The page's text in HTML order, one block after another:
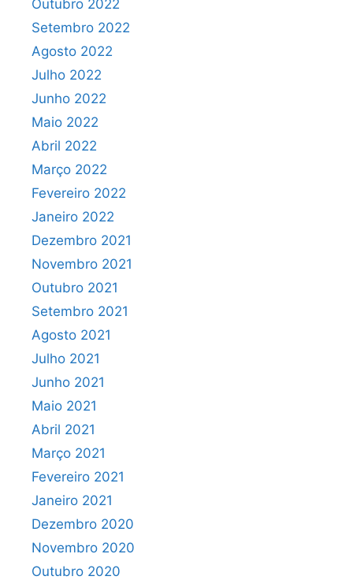
Outubro 2022
Setembro 2022
Agosto 2022
Julho 2022
Junho 2022
Maio 2022
Abril 2022
Março 2022
Fevereiro 2022
Janeiro 2022
Dezembro 2021
Novembro 2021
Outubro 2021
Setembro 2021
Agosto 2021
Julho 2021
Junho 2021
Maio 2021
Abril 2021
Março 2021
Fevereiro 2021
Janeiro 2021
Dezembro 2020
Novembro 2020
Outubro 2020